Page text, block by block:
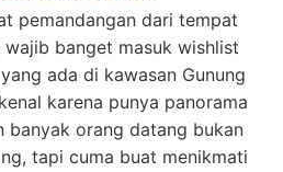
pemandangan dari tempat
banget masuk wishlist
ada di kawasan Gunung
karena punya panorama
banyak orang datang bukan
tapi cuma buat menikmati